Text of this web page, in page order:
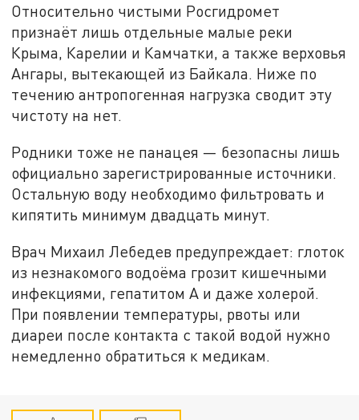
Относительно чистыми Росгидромет
признаёт лишь отдельные малые реки
Крыма, Карелии и Камчатки, а также верховья
Ангары, вытекающей из Байкала. Ниже по
течению антропогенная нагрузка сводит эту
чистоту на нет.
Родники тоже не панацея — безопасны лишь
официально зарегистрированные источники.
Остальную воду необходимо фильтровать и
кипятить минимум двадцать минут.
Врач Михаил Лебедев предупреждает: глоток
из незнакомого водоёма грозит кишечными
инфекциями, гепатитом А и даже холерой.
При появлении температуры, рвоты или
диареи после контакта с такой водой нужно
немедленно обратиться к медикам.